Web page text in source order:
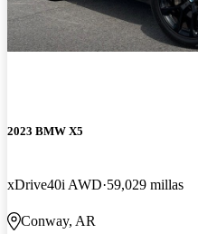
2023 BMW X5
xDrive40i AWD 59,029 millas
Conway, AR